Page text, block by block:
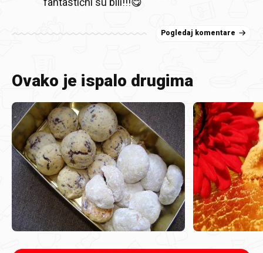
Pogledaj komentare
Ovako je ispalo drugima